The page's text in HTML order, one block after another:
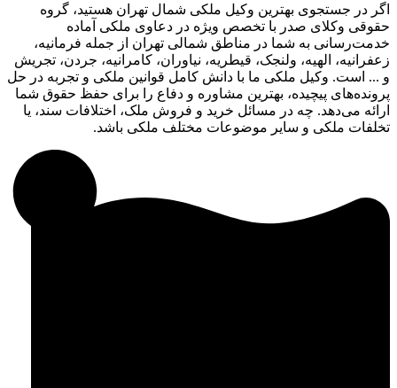
اگر در جستجوی بهترین وکیل ملکی شمال تهران هستید، گروه
حقوقی وکلای صدر با تخصص ویژه در دعاوی ملکی آماده
خدمت‌رسانی به شما در مناطق شمالی تهران از جمله فرمانیه،
زعفرانیه، الهیه، ولنجک، قیطریه، نیاوران، کامرانیه، جردن، تجریش
و ... است. وکیل ملکی ما با دانش کامل قوانین ملکی و تجربه در حل
پرونده‌های پیچیده، بهترین مشاوره و دفاع را برای حفظ حقوق شما
ارائه می‌دهد. چه در مسائل خرید و فروش ملک، اختلافات سند، یا
تخلفات ملکی و سایر موضوعات مختلف ملکی باشد.